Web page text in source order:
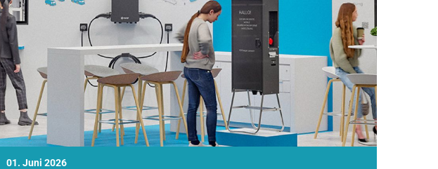
01. Juni 2026